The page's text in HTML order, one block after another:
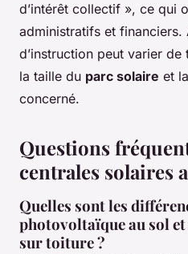
d’intérêt collectif », ce qui
administratifs et financiers.
d’instruction peut varier
la taille du parc solaire et
concerné.
Questions
centrales solaires
Quelles sont les
photovoltaïque au sol
sur toiture ?